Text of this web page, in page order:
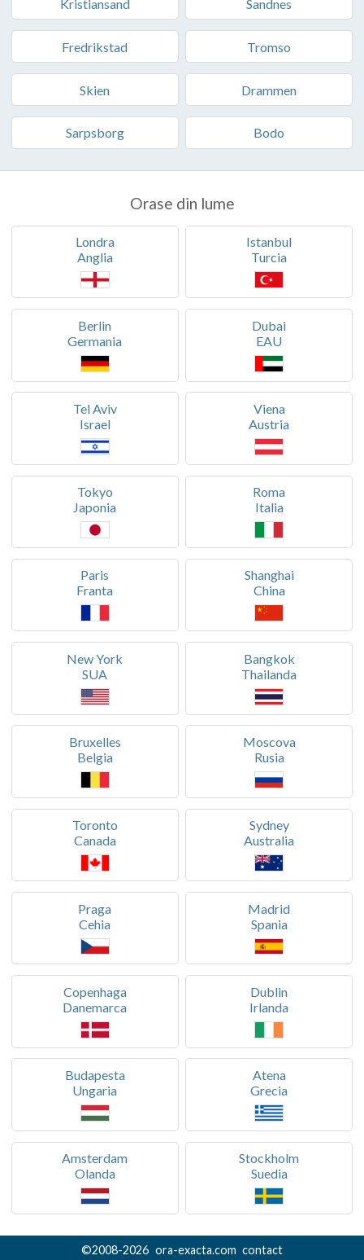
Kristiansand Sandnes
Fredrikstad Tromso
Skien Drammen
Sarpsborg Bodo
Orase din lume
Londra
Anglia
Istanbul
Turcia
Berlin
Germania
Dubai
EAU
Tel Aviv
Israel
Viena
Austria
Tokyo
Japonia
Roma
Italia
Paris
Franta
Shanghai
China
New York
SUA
Bangkok
Thailanda
Bruxelles
Belgia
Moscova
Rusia
Toronto
Canada
Sydney
Australia
Praga
Cehia
Madrid
Spania
Copenhaga
Danemarca
Dublin
Irlanda
Budapesta
Ungaria
Atena
Grecia
Amsterdam
Olanda
Stockholm
Suedia
©2008-2026 ora-exacta.com contact